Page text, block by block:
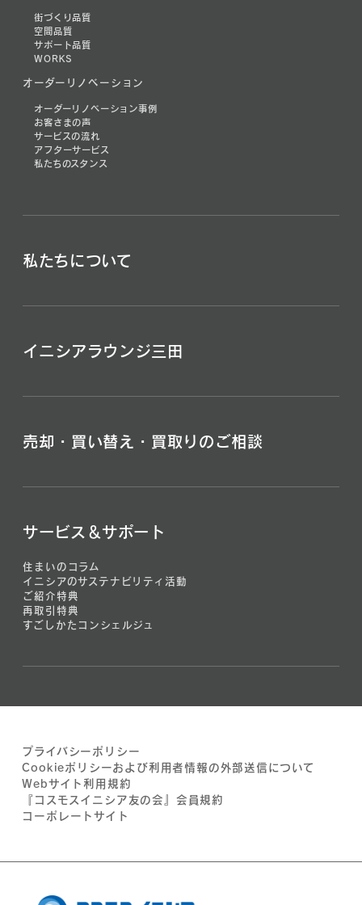
街づくり品質
空間品質
サポート品質
WORKS
オーダーリノベーション
オーダーリノベーション事例
お客さまの声
サービスの流れ
アフターサービス
私たちのスタンス
私たちについて
イニシアラウンジ三田
売却・買い替え・買取りのご相談
サービス＆サポート
住まいのコラム
イニシアのサステナビリティ活動
ご紹介特典
再取引特典
すごしかたコンシェルジュ
プライバシーポリシー
Cookieポリシーおよび利用者情報の外部送信について
Webサイト利用規約
『コスモスイニシア友の会』会員規約
コーポレートサイト